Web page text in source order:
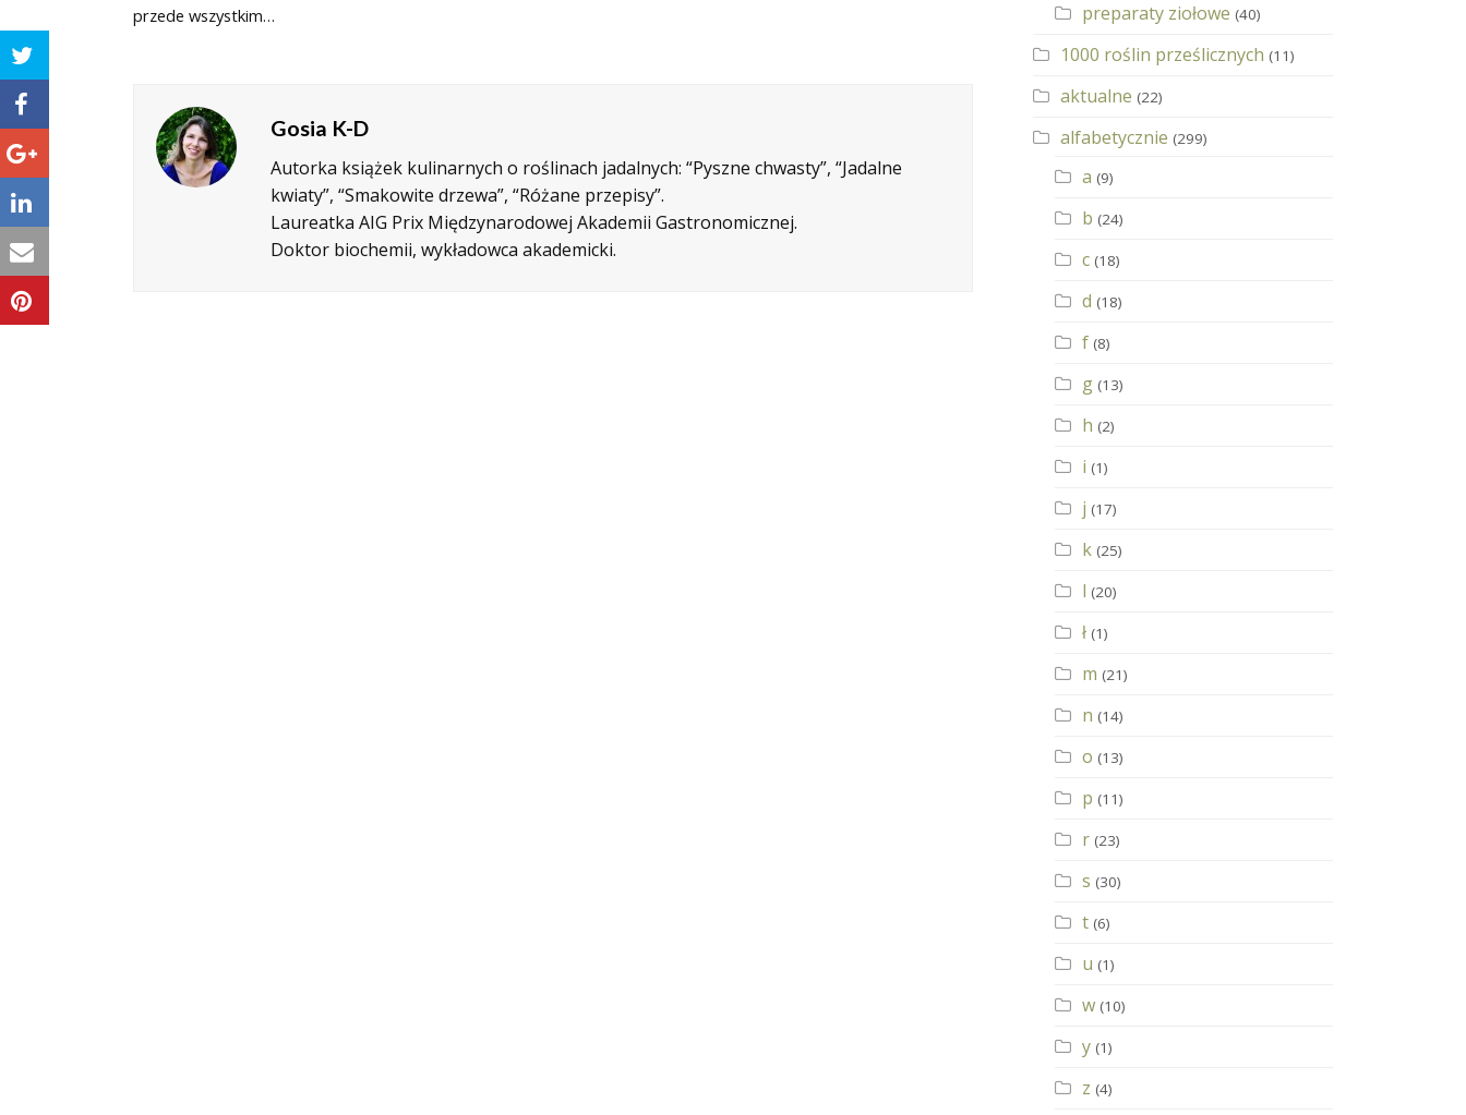
przede wszystkim…
Gosia K-D
Autorka książek kulinarnych o roślinach jadalnych: “Pyszne chwasty”, “Jadalne
kwiaty”, “Smakowite drzewa”, “Różane przepisy”.
Laureatka AIG Prix Międzynarodowej Akademii Gastronomicznej.
Doktor biochemii, wykładowca akademicki.
preparaty ziołowe (40)
1000 roślin prześlicznych (11)
aktualne (22)
alfabetycznie (299)
a (9)
b (24)
c (18)
d (18)
f (8)
g (13)
h (2)
i (1)
j (17)
k (25)
l (20)
ł (1)
m (21)
n (14)
o (13)
p (11)
r (23)
s (30)
t (6)
u (1)
w (10)
y (1)
z (4)